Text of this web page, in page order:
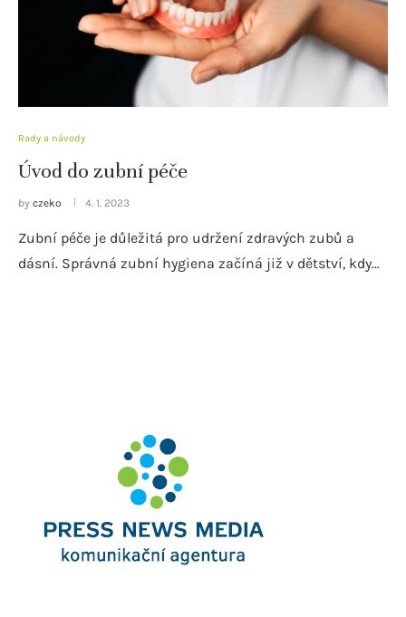
Rady a návody
Úvod do zubní péče
by czeko 4. 1. 2023
Zubní péče je důležitá pro udržení zdravých zubů a
dásní. Správná zubní hygiena začíná již v dětství, kdy…